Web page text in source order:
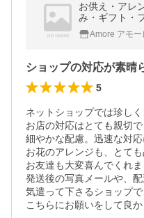
お供え・アレ
み・ギフト・
花・アレンジ
回）Amore アモー
5
ネットショップでは珍しく
お店の対応はとても親切で
細やかな配慮。迅速な対応
お花のアレンジも、とて
お友達も大変喜んでくれま
発送後の写真メールや、
気遣って下さるショップで
こちらにお願いをして良か